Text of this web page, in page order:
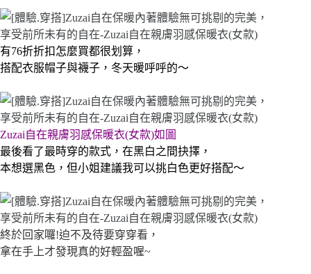
有76折折扣怎麼買都很划算，
搭配衣服帽子與襪子，冬天暖呼呼的～
Zuzai自在親膚羽感保暖衣(女款)如圖
最後看了最時穿的款式，在黑白之間抉擇，
本想選黑色，但小姐建議我可以挑白色更好搭配～
終於回家囉!迫不及待要穿穿看，
拿在手上才發現真的好輕盈喔~